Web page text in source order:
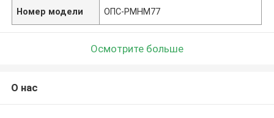
Номер модели ОПС-PMHM77
Осмотрите больше
О нас